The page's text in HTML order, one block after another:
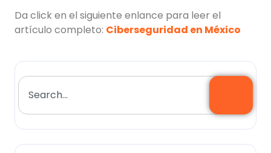
Da click en el siguiente enlance para leer el
artículo completo: Ciberseguridad en México